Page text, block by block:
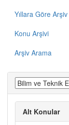
Yıllara Göre Arşiv
Konu Arşivi
Arşiv Arama
Alt Konular